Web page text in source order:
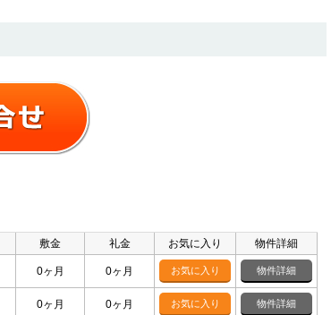
敷金 礼金 お気に入り 物件詳細
0ヶ月 0ヶ月 お気に入り 物件詳細
0ヶ月 0ヶ月 お気に入り 物件詳細